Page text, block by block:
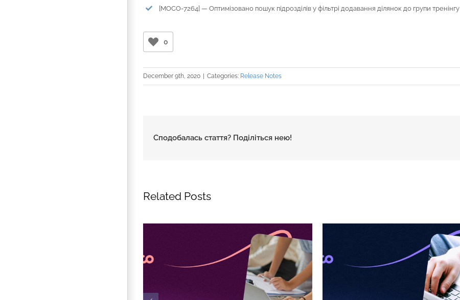
[MOCO-7264] — Оптимізовано пошук підрозділів у фільтрі додавання ділянок до групи тренінгу
0
December 9th, 2020 Categories: Release Notes
Сподобалась стаття? Поділіться нею!
Related Posts